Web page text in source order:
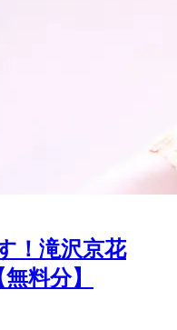
！滝沢京花
料分】